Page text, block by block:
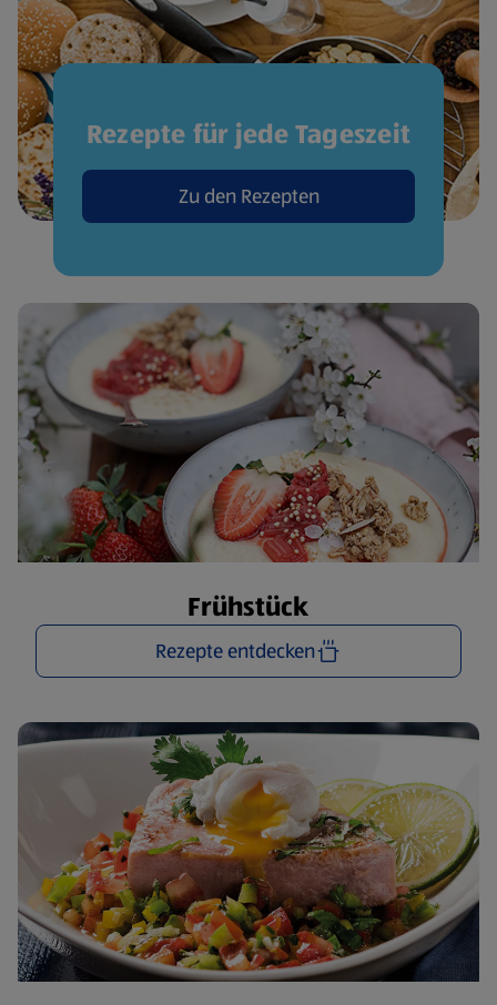
Rezepte für jede Tageszeit
Zu den Rezepten
Frühstück
Rezepte entdecken